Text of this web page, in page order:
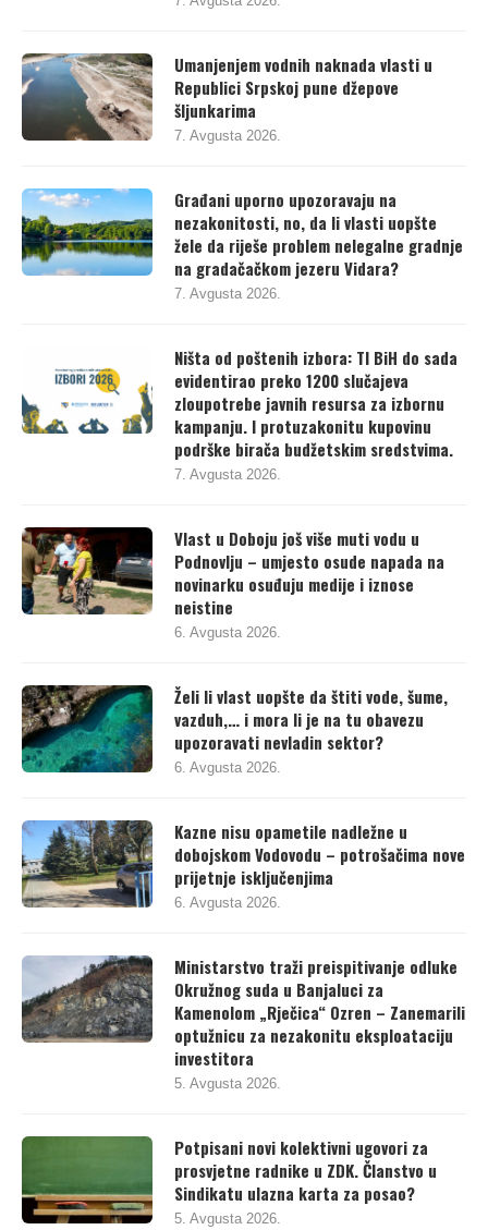
7. Avgusta 2026.
Umanjenjem vodnih naknada vlasti u
Republici Srpskoj pune džepove
šljunkarima
7. Avgusta 2026.
Građani uporno upozoravaju na
nezakonitosti, no, da li vlasti uopšte
žele da riješe problem nelegalne gradnje
na gradačačkom jezeru Vidara?
7. Avgusta 2026.
Ništa od poštenih izbora: TI BiH do sada
evidentirao preko 1200 slučajeva
zloupotrebe javnih resursa za izbornu
kampanju. I protuzakonitu kupovinu
podrške birača budžetskim sredstvima.
7. Avgusta 2026.
Vlast u Doboju još više muti vodu u
Podnovlju – umjesto osude napada na
novinarku osuđuju medije i iznose
neistine
6. Avgusta 2026.
Želi li vlast uopšte da štiti vode, šume,
vazduh,… i mora li je na tu obavezu
upozoravati nevladin sektor?
6. Avgusta 2026.
Kazne nisu opametile nadležne u
dobojskom Vodovodu – potrošačima nove
prijetnje isključenjima
6. Avgusta 2026.
Ministarstvo traži preispitivanje odluke
Okružnog suda u Banjaluci za
Kamenolom „Rječica“ Ozren – Zanemarili
optužnicu za nezakonitu eksploataciju
investitora
5. Avgusta 2026.
Potpisani novi kolektivni ugovori za
prosvjetne radnike u ZDK. Članstvo u
Sindikatu ulazna karta za posao?